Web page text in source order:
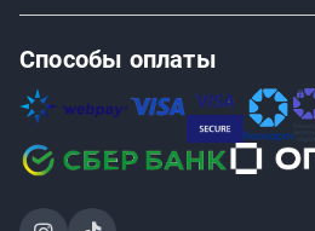
Способы оплаты